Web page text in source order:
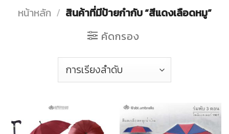
หน้าหลัก / สินค้าที่มีป้ายกำกับ “สีแดงเลือดหมู”
คัดกรอง